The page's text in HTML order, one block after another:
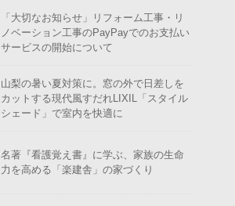
「大切なお知らせ」リフォーム工事・リ
ノベーション工事のPayPayでのお支払い
サービスの開始について
山梨の暑い夏対策に。窓の外で日差しを
カットする現代風すだれLIXIL「スタイル
シェード」で室内を快適に
名著『看護覚え書』に学ぶ、家族の生命
力を高める「楽建舎」の家づくり